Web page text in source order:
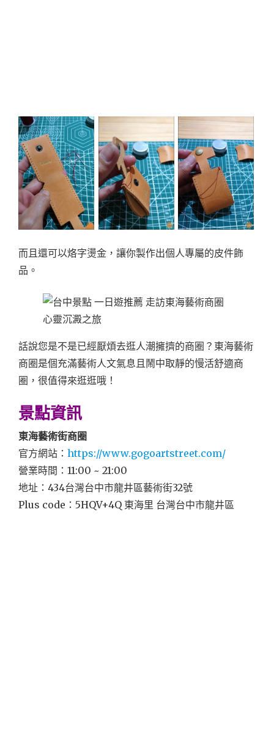
而且還可以烙字燙金，讓你製作出個人專屬的皮件飾
品。
話說您是不是已經厭煩去逛人潮擁擠的商圈？東海藝術
商圈是個充滿藝術人文氣息且鬧中取靜的慢活舒適商
圈，很值得來逛逛哦！
景點資訊
東海藝術街商圈
官方網站： https://www.gogoartstreet.com/
營業時間：11:00 ~ 21:00
地址：434台灣台中市龍井區藝術街32號
Plus code：5HQV+4Q 東海里 台灣台中市龍井區